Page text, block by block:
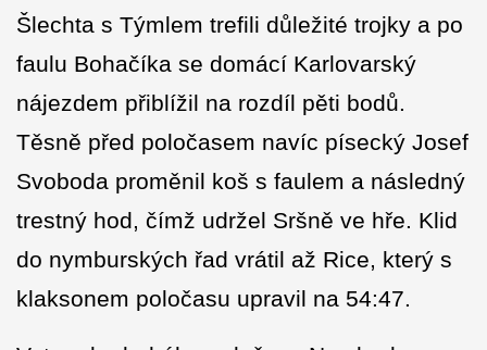
Šlechta s Týmlem trefili důležité trojky a po
faulu Bohačíka se domácí Karlovarský
nájezdem přiblížil na rozdíl pěti bodů.
Těsně před poločasem navíc písecký Josef
Svoboda proměnil koš s faulem a následný
trestný hod, čímž udržel Sršně ve hře. Klid
do nymburských řad vrátil až Rice, který s
klaksonem poločasu upravil na 54:47.